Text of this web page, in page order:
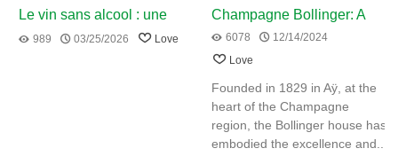
Le vin sans alcool : une
révolution discrète du
989 03/25/2026 Love
Champagne Bollinger: A
House of Exception
6078
12/14/2024
Love
Founded in 1829 in Aÿ, at the
heart of the Champagne
region, the Bollinger house has
embodied the excellence and...